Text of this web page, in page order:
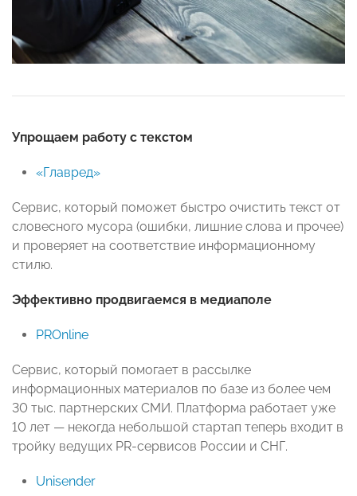
Упрощаем работу с текстом
«Главред»
Сервис, который поможет быстро очистить текст от
словесного мусора (ошибки, лишние слова и прочее)
и проверяет на соответствие информационному
стилю.
Эффективно продвигаемся в медиаполе
PROnline
Сервис, который помогает в рассылке
информационных материалов по базе из более чем
30 тыс. партнерских СМИ. Платформа работает уже
10 лет — некогда небольшой стартап теперь входит в
тройку ведущих PR-сервисов России и СНГ.
Unisender